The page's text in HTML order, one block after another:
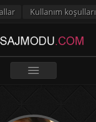
Kullanım koşulları
Toggle
navigation